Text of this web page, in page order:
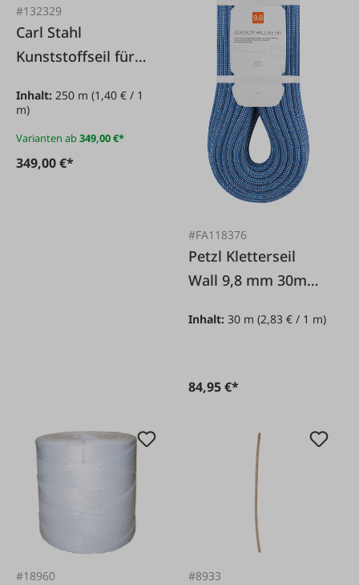
#132329
Carl Stahl
Kunststoffseil für
Dyneema
Inhalt: 250 m (1,40 € / 1
m)
Varianten ab349,00 €*
349,00 €*
#FA118376
Petzl Kletterseil
Wall 9,8 mm 30m
Inhalt:30 m(2,83 € / 1 m)
84,95 €*
#18960 #8933